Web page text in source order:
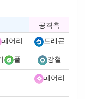
공격측
페어리
드래곤
풀
강철
페어리